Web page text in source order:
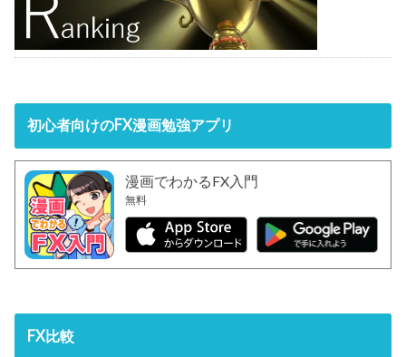
初心者向けのFX漫画勉強アプリ
漫画でわかるFX入門
無料
FX比較